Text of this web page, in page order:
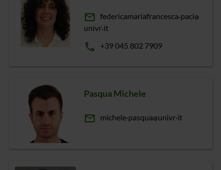
email federicamariafrancesca paci
univr it
phone +39 045 802 7909
Pasqua Michele
email michele pasqua univr it